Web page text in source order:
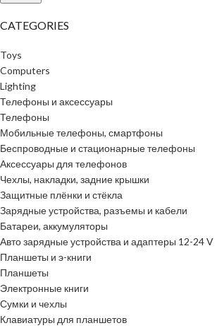
CATEGORIES
Toys
Computers
Lighting
Телефоны и аксессуары
Телефоны
Мобильные телефоны, смартфоны
Беспроводные и стационарные телефоны
Аксессуары для телефонов
Чехлы, накладки, задние крышки
Защитные плёнки и стёкла
Зарядные устройства, разъемы и кабели
Батареи, аккумуляторы
Авто зарядные устройства и адаптеры 12-24 V
Планшеты и э-книги
Планшеты
Электронные книги
Сумки и чехлы
Клавиатуры для планшетов